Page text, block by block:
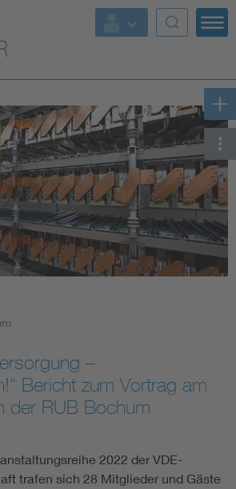
–
Bericht zum Vortrag am
der RUB Bochum
2022 der VDE-
trafen sich 28 Mitglieder und Gäste